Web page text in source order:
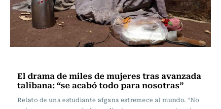
El drama de miles de mujeres tras avanzada
talibana: “se acabó todo para nosotras”
Relato de una estudiante afgana estremece al mundo. “No